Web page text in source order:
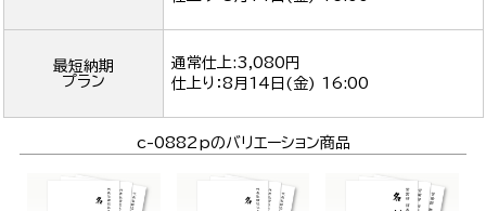
最短納期
プラン
通常仕上:3,080円
仕上り：8月14日(金) 16:00
c-0882pのバリエーション商品